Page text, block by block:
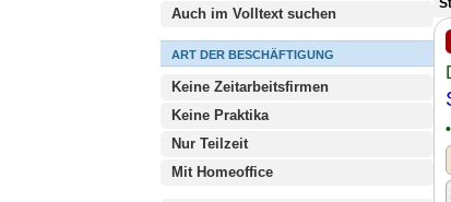
Auch im Volltext suchen
ART DER BESCHÄFTIGUNG
Keine Zeitarbeitsfirmen
Keine Praktika
Nur Teilzeit
Mit Homeoffice